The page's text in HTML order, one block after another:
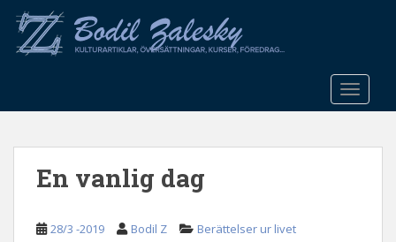
o
En vanlig dag
28/3 -2019 Bodil Z Berättelser ur livet